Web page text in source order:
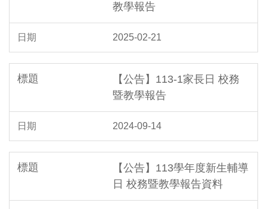
教學報告
2025-02-21
【公告】113-1家長日 校務
暨教學報告
2024-09-14
【公告】113學年度新生輔導
日 校務暨教學報告資料